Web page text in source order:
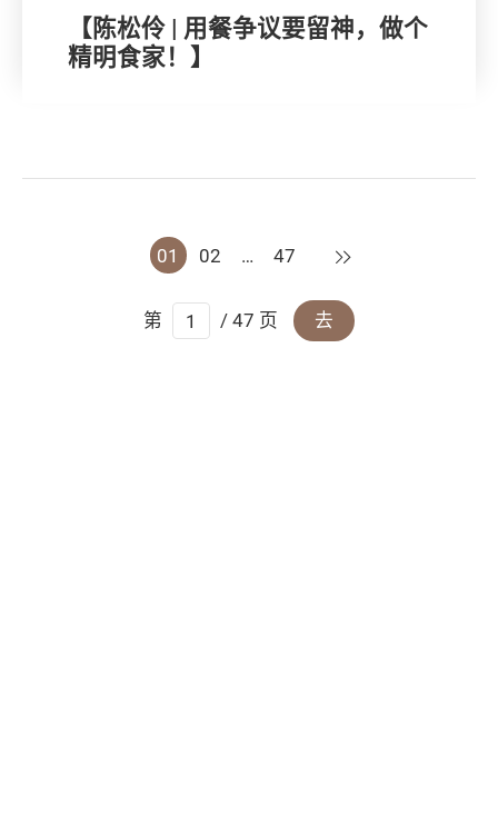
【陈松伶 | 用餐争议要留神，做个
精明食家！】
01 02 … 47 下一页
第 / 47 页 去